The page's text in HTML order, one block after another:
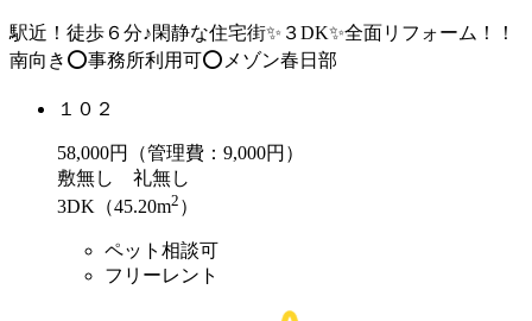
駅近！徒歩６分♪閑静な住宅街✨３DK✨全⾯リフォーム！！
南向き⭕事務所利用可⭕メゾン春⽇部
１０２
58,000円（管理費：9,000円）
敷無し 礼無し
3DK（45.20m2 ）
ペット相談可
フリーレント